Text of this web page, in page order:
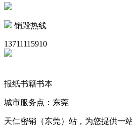
销毁热线
13711115910
报纸书籍书本
城市服务点：东莞
天仁密销（东莞）站，为您提供一